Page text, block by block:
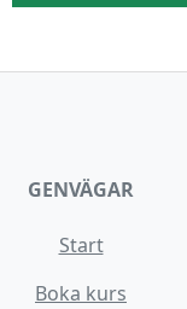
GENVÄGAR
Start
Boka kurs